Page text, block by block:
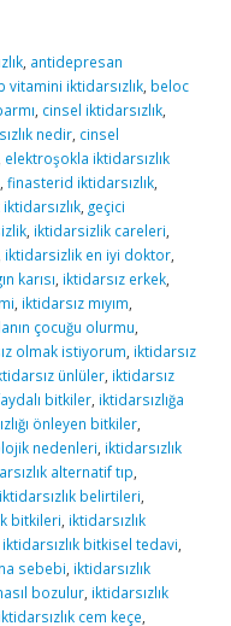
, antidepresan
vitamini iktidarsızlık, beloc
, cinsel iktidarsızlık,
nedir, cinsel
elektroşokla iktidarsızlık
, finasterid iktidarsızlık,
iktidarsızlık, geçici
, iktidarsizlik careleri,
iktidarsizlik en iyi doktor,
karısı, iktidarsız erkek,
, iktidarsız mıyım,
çocuğu olurmu,
olmak istiyorum, iktidarsız
ünlüler, iktidarsız
bitkiler, iktidarsızlığa
önleyen bitkiler,
nedenleri, iktidarsızlık
alternatif tıp,
iktidarsızlık belirtileri,
bitkileri, iktidarsızlık
iktidarsızlık bitkisel tedavi,
sebebi, iktidarsızlık
bozulur, iktidarsızlık
iktidarsızlık cem keçe,